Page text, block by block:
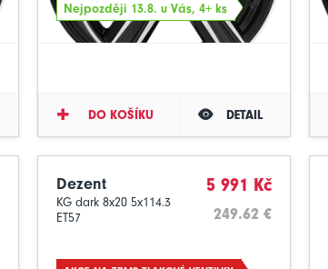
Nejpozději 13.8. u Vás, 4+ ks
DO KOŠÍKU DETAIL
Dezent
KG dark 8x20 5x114.3
ET57
5 991 Kč
249.62 €